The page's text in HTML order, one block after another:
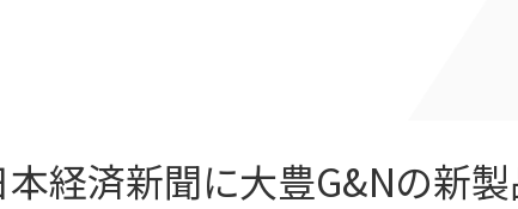
経済新聞に大豊G&Nの新